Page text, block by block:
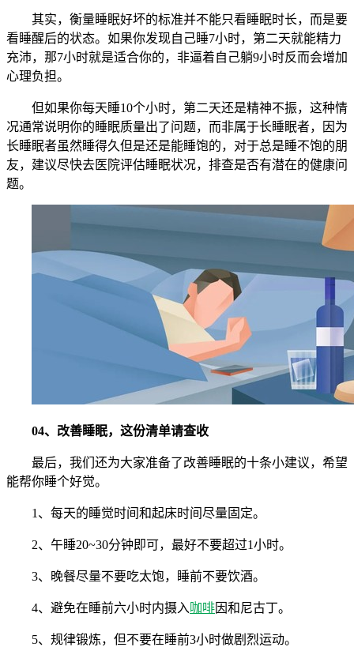
其实，衡量睡眠好坏的标准并不能只看睡眠时长，而是要
看睡醒后的状态。如果你发现自己睡7小时，第二天就能精力
充沛，那7小时就是适合你的，非逼着自己躺9小时反而会增加
心理负担。
但如果你每天睡10个小时，第二天还是精神不振，这种情
况通常说明你的睡眠质量出了问题，而非属于长睡眠者，因为
长睡眠者虽然睡得久但是还是能睡饱的，对于总是睡不饱的朋
友，建议尽快去医院评估睡眠状况，排查是否有潜在的健康问
题。
04、改善睡眠，这份清单请查收
最后，我们还为大家准备了改善睡眠的十条小建议，希望
能帮你睡个好觉。
1、每天的睡觉时间和起床时间尽量固定。
2、午睡20~30分钟即可，最好不要超过1小时。
3、晚餐尽量不要吃太饱，睡前不要饮酒。
4、避免在睡前六小时内摄入 咖啡因和尼古丁。
5、规律锻炼，但不要在睡前3小时做剧烈运动。